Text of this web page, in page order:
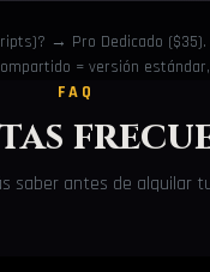
→ Pro Dedicado
= versión
FAQ
saber antes de alquilar